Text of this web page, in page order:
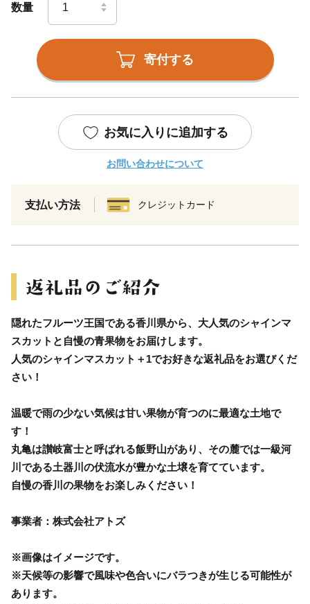
数量
寄付する
お気に入りに追加する
お問い合わせについて
支払い方法 クレジットカード
隠れたフルーツ王国である香川県から、大人気のシャインマ
スカットと自慢の青果物をお届けします。
人気のシャインマスカット＋1でお好きな返礼品をお選びくだ
さい！
温暖で雨の少ない気候は甘い果物が育つのに最適な土地で
す！
丸亀は讃岐富士と呼ばれる飯野山があり、その麓では一級河
川である土器川の伏流水が豊かな土壌を育てています。
自慢の香川の果物をお楽しみください！
事業者：株式会社アトズ
※画像はイメージです。
※天候等の影響で風味や色合いにバラつきが生じる可能性が
あります。